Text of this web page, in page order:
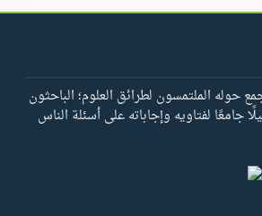
حوله الملتمسون لطرائق العلوم؛ الباحثون
جامعًا لفتاويه وإجاباته على أسئلة الناس